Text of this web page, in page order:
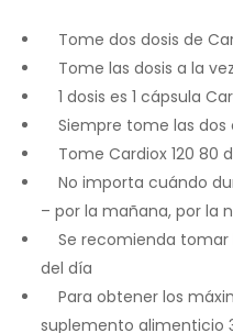
Tome dos dosis de
Tome las dosis a la vez
1 dosis es 1 cápsula
Siempre tome las dos
Tome Cardiox 120 80
No importa cuándo
– por la mañana, por la
Se recomienda tomar
del día
Para obtener los
suplemento alimenticio